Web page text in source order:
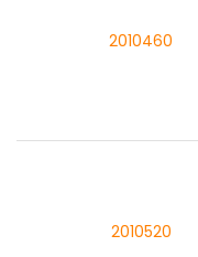
2010460
2010520